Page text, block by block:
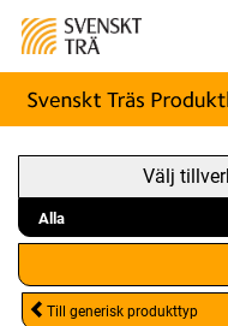
Välj
Till generisk produkttyp